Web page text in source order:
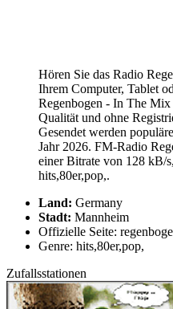
Hören Sie das Radio
Ihrem Computer, Tablet
Regenbogen - In The
Qualität und ohne
Gesendet werden
Jahr 2026. FM-Radio
einer Bitrate von 128 kB/
hits,80er,pop,.
Land: Germany
Stadt: Mannheim
Offizielle Seite:
Genre: hits,80er,pop,
Zufallsstationen